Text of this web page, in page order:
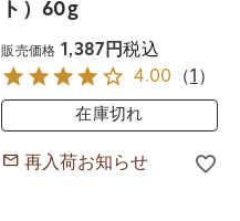
ト）60g
販売価格 1,387 税込
4.00 （1 ）
在庫切れ
再入荷お知らせ